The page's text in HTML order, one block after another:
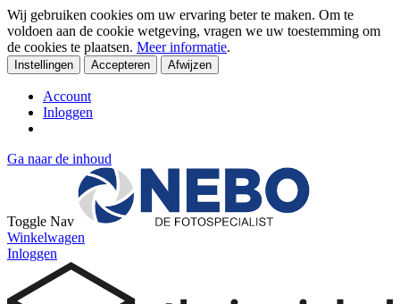
Wij gebruiken cookies om uw ervaring beter te maken. Om te
voldoen aan de cookie wetgeving, vragen we uw toestemming om
de cookies te plaatsen. Meer informatie.
Instellingen Accepteren Afwijzen
Account
Inloggen
Ga naar de inhoud
Toggle Nav
Winkelwagen
Inloggen